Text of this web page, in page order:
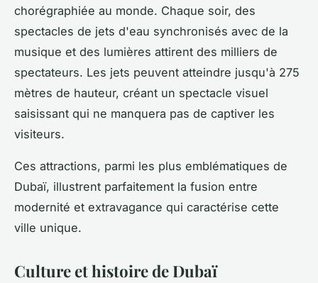
chorégraphiée au monde. Chaque soir, des
spectacles de jets d'eau synchronisés avec de la
musique et des lumières attirent des milliers de
spectateurs. Les jets peuvent atteindre jusqu'à 275
mètres de hauteur, créant un spectacle visuel
saisissant qui ne manquera pas de captiver les
visiteurs.
Ces attractions, parmi les plus emblématiques de
Dubaï, illustrent parfaitement la fusion entre
modernité et extravagance qui caractérise cette
ville unique.
Culture et histoire de Dubaï